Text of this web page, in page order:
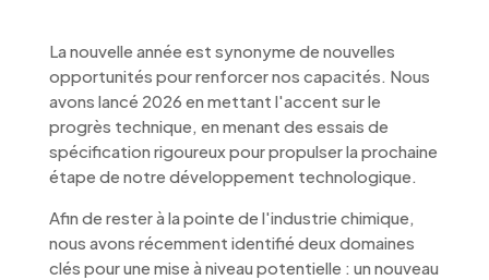
La nouvelle année est synonyme de nouvelles
opportunités pour renforcer nos capacités. Nous
avons lancé 2026 en mettant l'accent sur le
progrès technique, en menant des essais de
spécification rigoureux pour propulser la prochaine
étape de notre développement technologique.
Afin de rester à la pointe de l'industrie chimique,
nous avons récemment identifié deux domaines
clés pour une mise à niveau potentielle : un nouveau